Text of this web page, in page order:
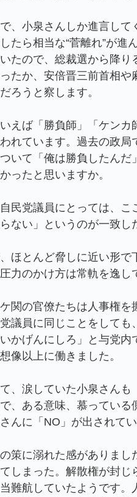
、小泉さんしか進言して
たら相当な“菅離れ”が
たので、総裁選から降
たか、安倍晋三前首相
ろうと察します。
ば「勝負師」「ケンカ
れています。過去の政局
いて「俺は勝負したん
ったと思いますか。
民党議員にとっては、こ
ない」というのが一致
ほとんど脅しに近い形で
力のかけ方は常軌を逸し
関の官僚たちは人事権を
議員に同じことをして
かげんにしろ」と与党
像以上に働きました。
、涙していた小泉さんも
、ある意味、慕ってい
んに「NO」が出されて
策に溺れた感がありまし
しまった。解散権が封
難航していたようです